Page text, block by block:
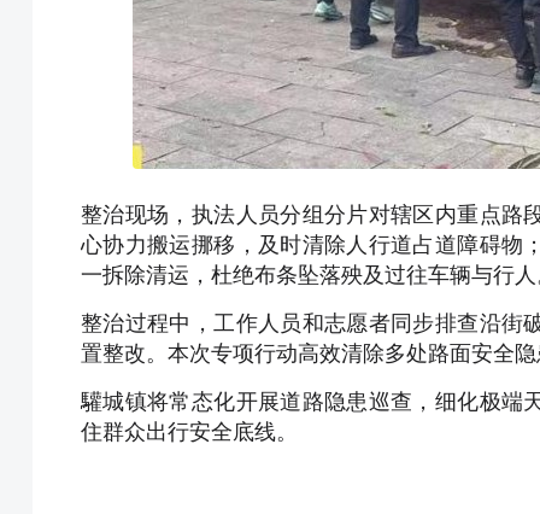
整治现场，执法人员分组分片对辖区内重点路
心协力搬运挪移，及时清除人行道占道障碍物
一拆除清运，杜绝布条坠落殃及过往车辆与行
整治过程中，工作人员和志愿者同步排查沿街
置整改。本次专项行动高效清除多处路面安全
驩城镇将常态化开展道路隐患巡查，细化极端
住群众出行安全底线。